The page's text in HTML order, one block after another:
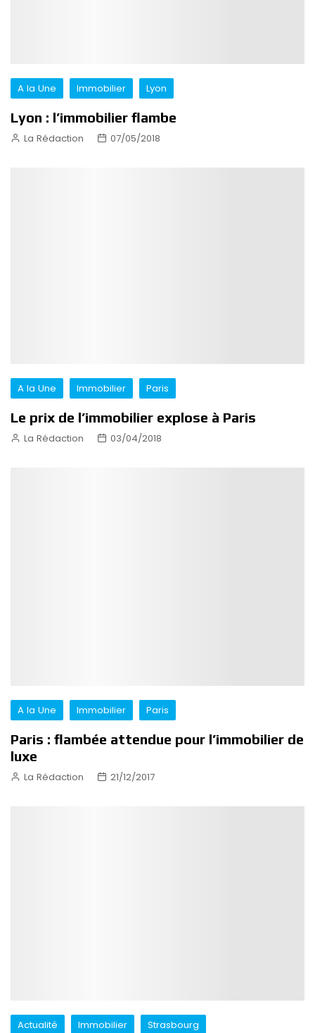
A la Une Immobilier Lyon
Lyon : l’immobilier flambe
La Rédaction 07/05/2018
A la Une Immobilier Paris
Le prix de l’immobilier explose à Paris
La Rédaction 03/04/2018
A la Une Immobilier Paris
Paris : flambée attendue pour l’immobilier de
luxe
La Rédaction 21/12/2017
Actualité Immobilier Strasbourg